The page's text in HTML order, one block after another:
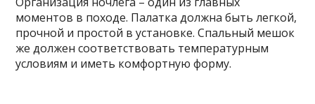
моментов в походе. Палатка должна быть легкой,
прочной и простой в установке. Спальный мешок
же должен соответствовать температурным
условиям и иметь комфортную форму.